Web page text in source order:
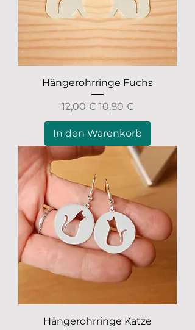
Hängerohrringe Fuchs
Standardpreis
12,00 € Sale-Preis
10,80 €
In den Warenkorb
Hängerohrringe Katze